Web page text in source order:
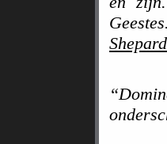
Shepard